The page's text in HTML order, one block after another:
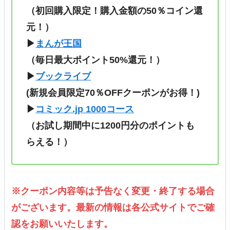
（初回購入限定！購入金額の50％コイン還
元！）
▶ まんが王国
（毎日最大ポイント50%還元！）
▶ブックライブ
(新規会員限定70％OFFクーポンがお得！)
▶ コミック.jp 1000コース
（お試し期間中に1200円分のポイントも
らえる！ ）
※クーポン内容等は予告なく変更・終了する場合
がございます。最新の情報は各公式サイトでご確
認をお願いいたします。